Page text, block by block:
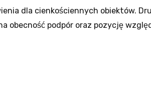
dla cienkościennych obiektów.
obecność podpór oraz pozycję